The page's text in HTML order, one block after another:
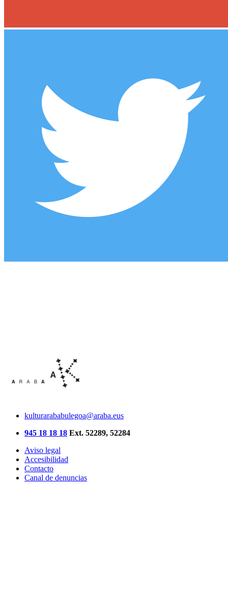
kulturarababulegoa@araba.eus
945 18 18 18 Ext. 52289, 52284
Aviso legal
Accesibilidad
Contacto
Canal de denuncias